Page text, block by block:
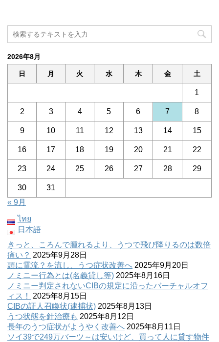
2026年8月
日 月 火 水 木 金 土
1
2 3 4 5 6 7 8
9 10 11 12 13 14 15
16 17 18 19 20 21 22
23 24 25 26 27 28 29
30
31
« 9月
ไทย
日本語
きっと、ころんで腫れるより、うつで飛び降りるのは数倍
痛い？ 2025年9月28日
頭に電流？を流し、うつ症状改善へ 2025年9月20日
ノミニー行為とは(名義貸し等) 2025年8月16日
ノミニー判定されないCIBの規定に沿ったバーチャルオフ
ィス！
2025年8月15日
CIBの証人召喚状(逮捕状) 2025年8月13日
うつ状態を針治療も 2025年8月12日
長年のうつ症状がようやく改善へ 2025年8月11日
ソイ39で249万バーツ～は安いけど、買って人に貸す物件